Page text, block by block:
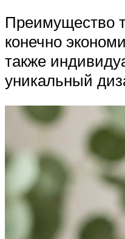
Преимущество
конечно
также
уникальный